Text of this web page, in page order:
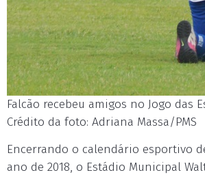
Falcão recebeu amigos no Jogo das
Crédito da foto: Adriana Massa/PMS
Encerrando o calendário esportivo
ano de 2018, o Estádio Municipal